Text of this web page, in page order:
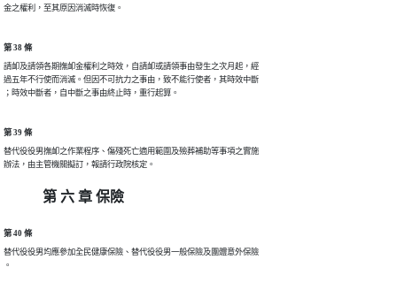
金之權利，至其原因消滅時恢復。
第 38 條
請卹及請領各期撫卹金權利之時效，自請卹或請領事由發生之次月起，經
過五年不行使而消滅。但因不可抗力之事由，致不能行使者，其時效中斷
；時效中斷者，自中斷之事由終止時，重行起算。
第 39 條
替代役役男撫卹之作業程序、傷殘死亡適用範圍及殮葬補助等事項之實施
辦法，由主管機關擬訂，報請行政院核定。
第 六 章 保險
第 40 條
替代役役男均應參加全民健康保險、替代役役男一般保險及團體意外保險
。